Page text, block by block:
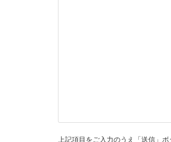
上記項目をご入力のうえ「送信」